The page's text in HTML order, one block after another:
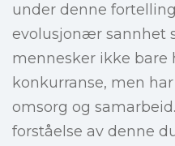
under denne
evolusjonær sannhet
mennesker ikke bare
konkurranse, men
omsorg og
forståelse av denne